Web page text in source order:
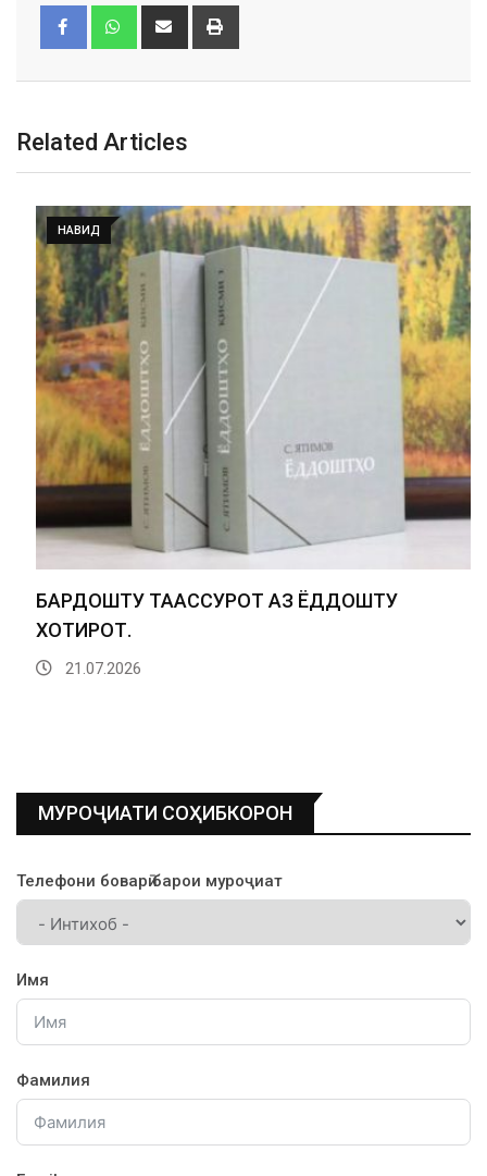
Related Articles
НАВИД
БАРДОШТУ ТААССУРОТ АЗ ЁДДОШТУ
ХОТИРОТ.
21.07.2026
МУРОҶИАТИ СОҲИБКОРОН
Телефони боварӣ барои муроҷиат
Имя
Фамилия